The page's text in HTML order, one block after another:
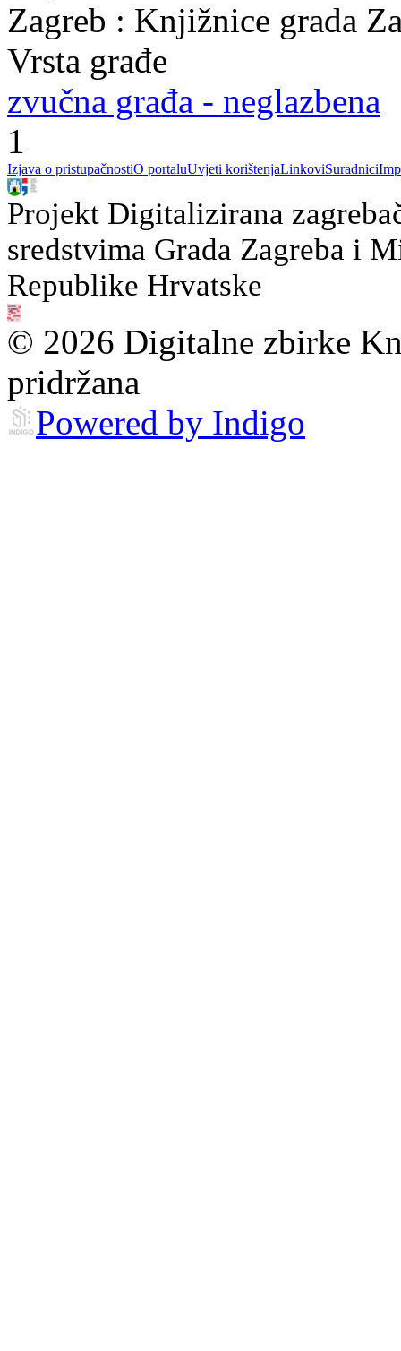
Zagreb : Knjižnice grada
Vrsta građe
zvučna građa - neglazbena
1
Izjava o pristupačnostiO portaluUvjeti korištenjaLinkoviSuradnici
Projekt Digitalizirana
sredstvima Grada Zagreba i
Republike Hrvatske
© 2026 Digitalne zbirke
pridržana
Powered by Indigo